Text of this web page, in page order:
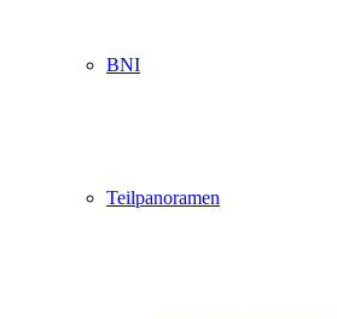
BNI
Teilpanoramen